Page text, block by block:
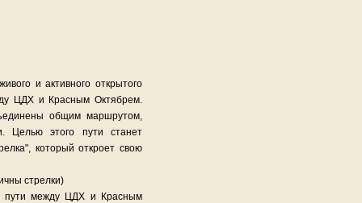
и активного открытого
ЦДХ и Красным Октябрем.
общим маршрутом,
Целью этого пути станет
который откроет свою
стрелки)
пути между ЦДХ и Красным